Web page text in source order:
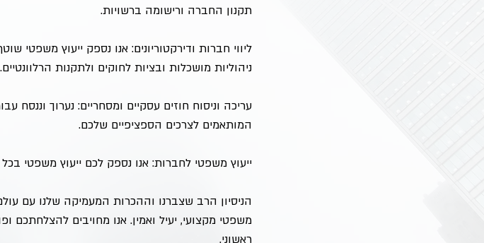
תקנון החברה ורישומה ברשויות.
ליווי חברות ודירקטוריונים: אנו נספק ייעוץ משפטי
ניהוליות מושכלות ובציות לחוקים ולתקנות הרלוונטיים.
עריכה וניסוח חוזים עסקיים ומסחריים: נערוך וננסח
המותאמים לצרכים הספציפיים שלכם.
ייעוץ משפטי לחברות: אנו נספק לכם ייעוץ משפטי
הניסיון הרב שצברנו וההכרות המעמיקה שלנו עם
משפטי מקצועי, יעיל ואמין. אנו מחויבים להצלחתכם
ראשוני.